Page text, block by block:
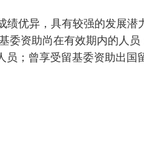
优异，具有较强的发展潜
委资助尚在有效期内的人员
；曾享受留基委资助出国